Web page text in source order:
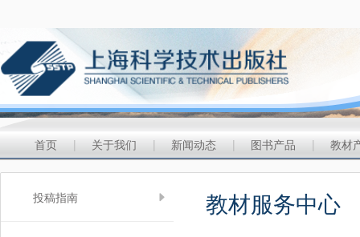
首页 | 关于我们 | 新闻动态 | 图书产品 | 教材
投稿指南 教材服务中心